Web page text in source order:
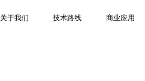
关于我们 技术路线 商业应用